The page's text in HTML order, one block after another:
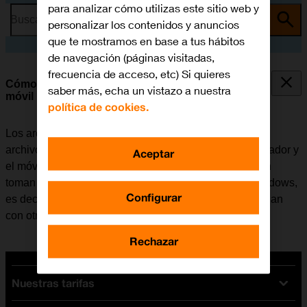
Busca por problema o tema
Cómo transferir archivos entre el ordenador y el
móvil
Los archivos como, por ejemplo, las fotografías o los
archivos de música se pueden transferir entre el ordenador y
el móvil. Tener en cuenta que los pasos a continuación
toman como punto de partida el sistema operativo Windows,
es decir, que estas instrucciones puede que no coincidan
con otros sistemas operativos.
Nuestras tarifas
para analizar cómo utilizas este sitio web y
personalizar los contenidos y anuncios
que te mostramos en base a tus hábitos
de navegación (páginas visitadas,
frecuencia de acceso, etc) Si quieres
saber más, echa un vistazo a nuestra
política de cookies.
Configurar
Rechazar
Aceptar